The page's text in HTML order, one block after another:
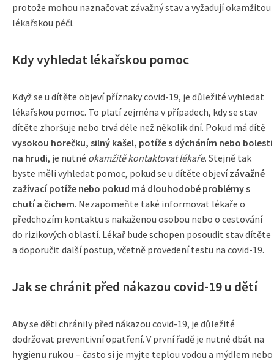
protože mohou naznačovat závažný stav a vyžadují okamžitou
lékařskou péči.
Kdy vyhledat lékařskou pomoc
Když se u dítěte objeví příznaky covid-19, je důležité vyhledat
lékařskou pomoc. To platí zejména v případech, kdy se stav
dítěte zhoršuje nebo trvá déle než několik dní. Pokud má dítě
vysokou horečku, silný kašel, potíže s dýcháním nebo bolesti
na hrudi, je nutné okamžitě kontaktovat lékaře. Stejně tak
byste měli vyhledat pomoc, pokud se u dítěte objevízávažné
zažívací potíže nebo pokud má dlouhodobé problémy s
chutí a čichem. Nezapomeňte také informovat lékaře o
předchozím kontaktu s nakaženou osobou nebo o cestování
do rizikových oblastí. Lékař bude schopen posoudit stav dítěte
a doporučit další postup, včetně provedení testu na covid-19.
Jak se chránit před nákazou covid-19 u dětí
Aby se děti chránily před nákazou covid-19, je důležité
dodržovat preventivní opatření. V první řadě je nutné dbát na
hygienu rukou – často si je myjte teplou vodou a mýdlem nebo